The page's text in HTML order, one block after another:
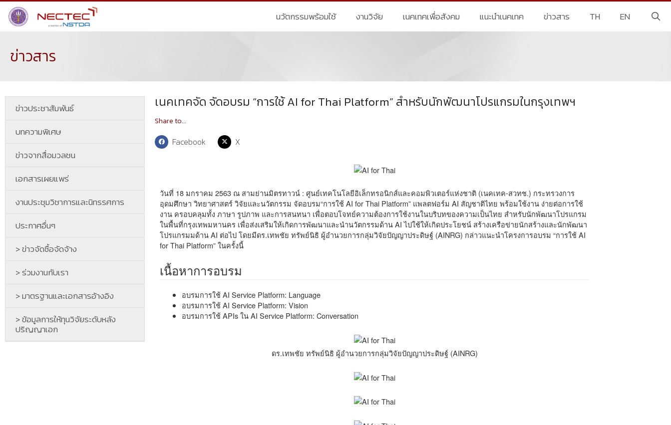
นวัตกรรมพร้อมใช้ งานวิจัย เนคเทคเพื่อสังคม แนะนำเนคเทค ข่าวสาร TH EN
ข่าวสาร
ข่าวประชาสัมพันธ์
บทความพิเศษ
ข่าวจากสื่อมวลชน
เอกสารเผยแพร่
งานประชุมวิชาการและนิทรรศการ
ประกาศอื่นๆ
> ข่าวจัดซื้อจัดจ้าง
> ร่วมงานกับเรา
> มาตรฐานและเอกสารอ้างอิง
> ข้อมูลการให้ทุนวิจัยระดับหลัง
ปริญญาเอก
เนคเทคจัด จัดอบรม “การใช้ AI for Thai Platform” สำหรับนักพัฒนาโปรแกรมในกรุงเทพฯ
Share to...
Facebook X
วันที่ 18 มกราคม 2563 ณ สามย่านมิตรทาวน์ : ศูนย์เทคโนโลยีอิเล็กทรอนิกส์และคอมพิวเตอร์แห่งชาติ (เนคเทค-สวทช.) กระทรวงการ
อุดมศึกษา วิทยาศาสตร์ วิจัยและนวัตกรรม จัดอบรม“การใช้ AI for Thai Platform” แพลตฟอร์ม AI สัญชาติไทย พร้อมใช้งาน ง่ายต่อการใช้
งาน ครอบคลุมทั้ง ภาษา รูปภาพ และการสนทนา เพื่อตอบโจทย์ความต้องการใช้งานในบริบทของความเป็นไทย สำหรับนักพัฒนาโปรแกรม
ในพื้นที่กรุงเทพมหานคร เพื่อส่งเสริมให้เกิดการพัฒนาและนำนวัตกรรมด้าน AI ไปใช้ให้เกิดประโยชน์ สร้างเครือข่ายนักสร้างและนักพัฒนา
โปรแกรมมด้าน AI ต่อไป โดยมีดร.เทพชัย ทรัพย์นิธิ ผู้อำนวยการกลุ่มวิจัยปัญญาประดิษฐ์ (AINRG) กล่าวแนะนำโครงการอบรม “การใช้ AI
for Thai Platform” ในครั้งนี้
เนื้อหาการอบรม
อบรมการใช้ AI Service Platform: Language
อบรมการใช้ AI Service Platform: Vision
อบรมการใช้ APIs ใน AI Service Platform: Conversation
ดร.เทพชัย ทรัพย์นิธิ ผู้อำนวยการกลุ่มวิจัยปัญญาประดิษฐ์ (AINRG)